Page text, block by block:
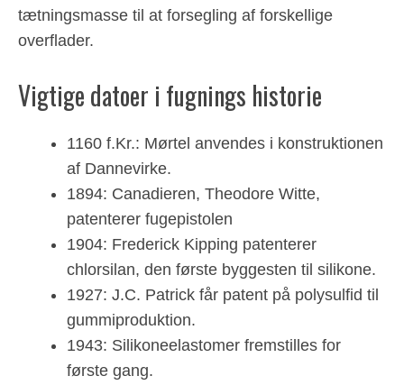
tætningsmasse til at forsegling af forskellige
overflader.
Vigtige datoer i fugnings historie
1160 f.Kr.: Mørtel anvendes i konstruktionen
af ​​Dannevirke.
1894: Canadieren, Theodore Witte,
patenterer fugepistolen
1904: Frederick Kipping patenterer
chlorsilan, den første byggesten til silikone.
1927: J.C. Patrick får patent på polysulfid til
gummiproduktion.
1943: Silikoneelastomer fremstilles for
første gang.